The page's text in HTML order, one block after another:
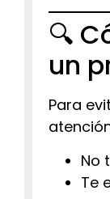
🔍
un
Para
No
Te